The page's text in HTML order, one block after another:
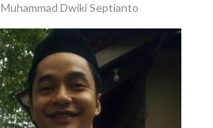
Muhammad Dwiki Septianto